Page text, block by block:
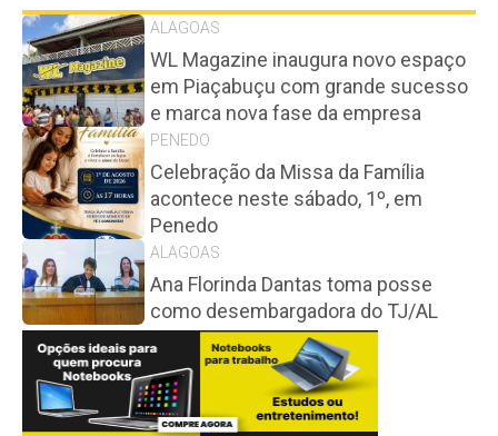
ALAGOAS
WL Magazine inaugura novo espaço
em Piaçabuçu com grande sucesso
e marca nova fase da empresa
PENEDO
Celebração da Missa da Família
acontece neste sábado, 1º, em
Penedo
ALAGOAS
Ana Florinda Dantas toma posse
como desembargadora do TJ/AL